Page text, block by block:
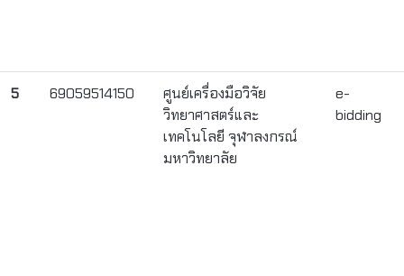
5 69059514150
ศูนย์เครื่องมือวิจัย
วิทยาศาสตร์และ
เทคโนโลยี จุฬาลงกรณ์
มหาวิทยาลัย
e-
bidding